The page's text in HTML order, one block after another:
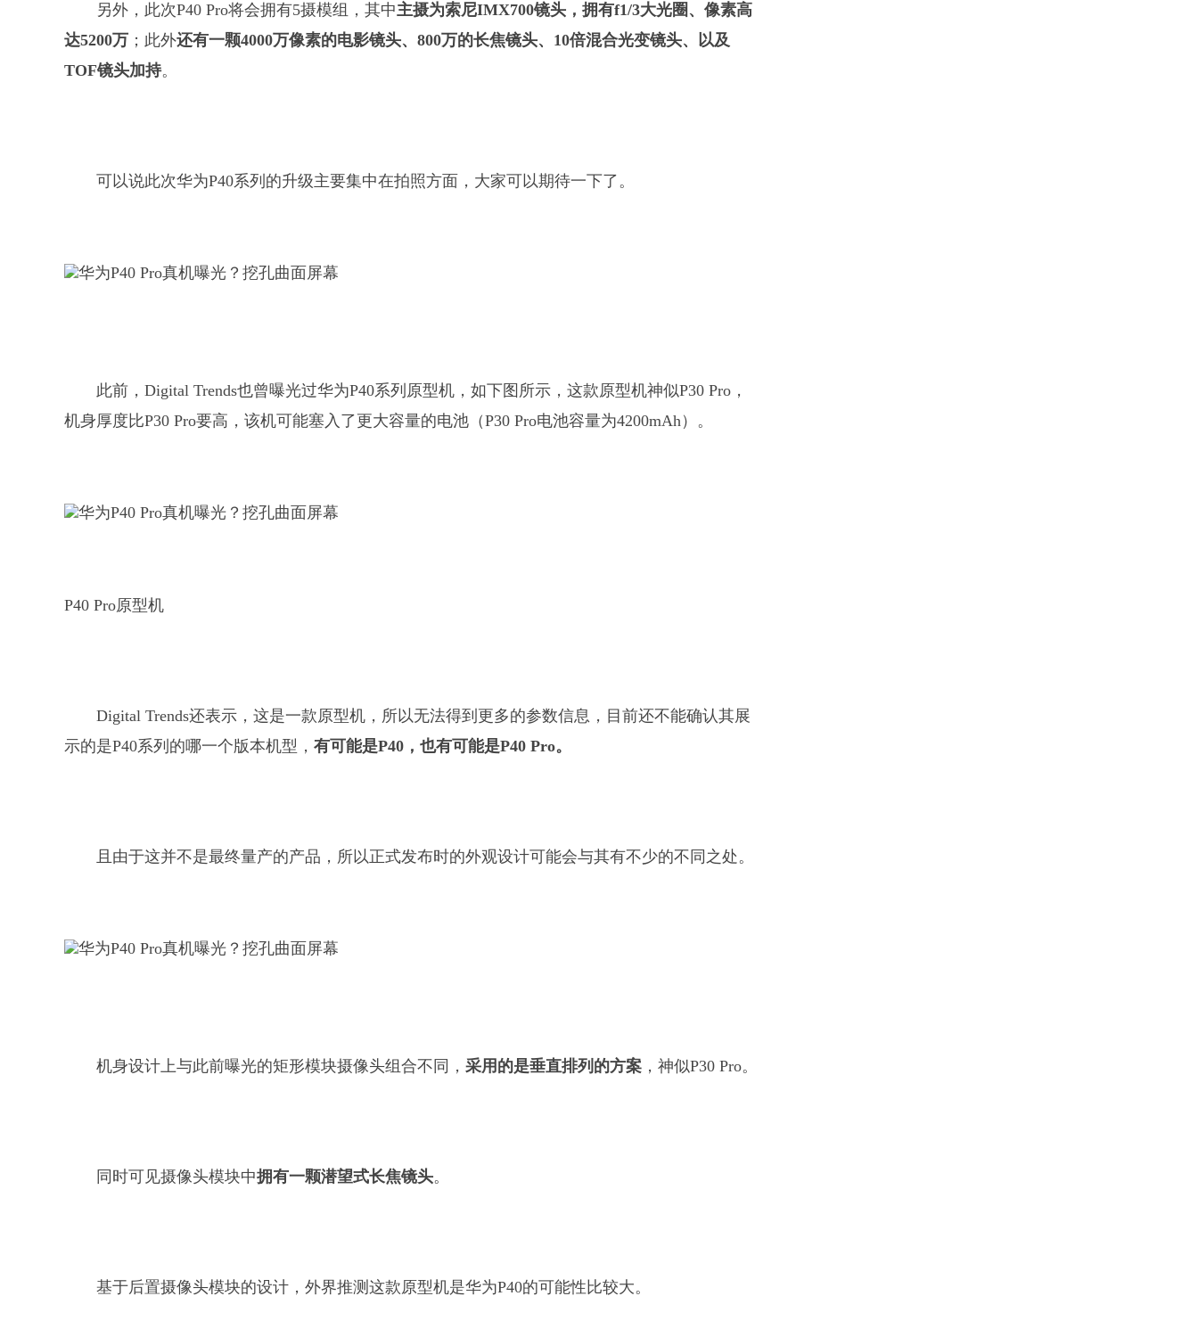
另外，此次P40 Pro将会拥有5摄模组，其中主摄为索尼IMX700镜头，拥有f1/3大光圈、像素高
达5200万 ；此外还有一颗4000万像素的电影镜头、800万的长焦镜头、10倍混合光变镜头、以及
TOF镜头加持。
可以说此次华为P40系列的升级主要集中在拍照方面，大家可以期待一下了。
此前，Digital Trends也曾曝光过华为P40系列原型机，如下图所示，这款原型机神似P30 Pro，
机身厚度比P30 Pro要高，该机可能塞入了更大容量的电池（P30 Pro电池容量为4200mAh）。
P40 Pro原型机
Digital Trends还表示，这是一款原型机，所以无法得到更多的参数信息，目前还不能确认其展
示的是P40系列的哪一个版本机型， 有可能是P40，也有可能是P40 Pro。
且由于这并不是最终量产的产品，所以正式发布时的外观设计可能会与其有不少的不同之处。
机身设计上与此前曝光的矩形模块摄像头组合不同， 采用的是垂直排列的方案 ，神似P30 Pro。
同时可见摄像头模块中拥有一颗潜望式长焦镜头。
基于后置摄像头模块的设计，外界推测这款原型机是华为P40的可能性比较大。